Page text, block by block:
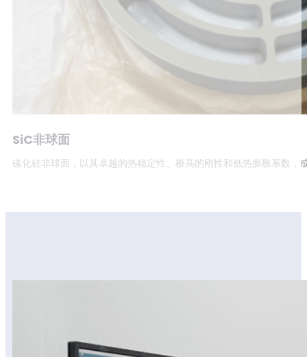
SiC非球面
碳化硅非球面，以其卓越的热稳定性、极高的刚性和低热膨胀系数